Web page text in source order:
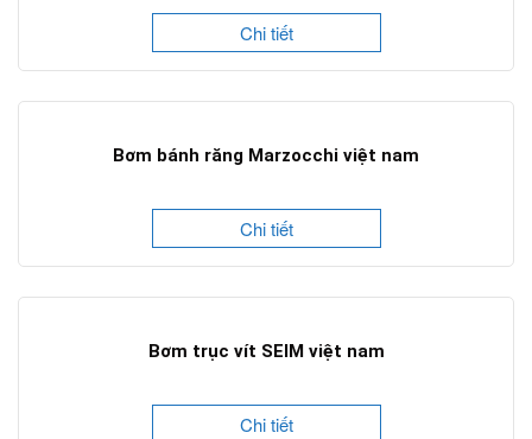
Chi tiết
Bơm bánh răng Marzocchi việt nam
Chi tiết
Bơm trục vít SEIM việt nam
Chi tiết